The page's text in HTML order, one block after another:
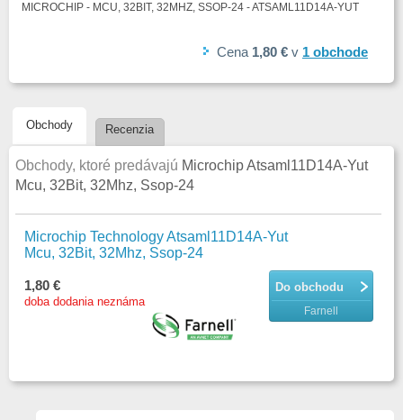
MICROCHIP - MCU, 32BIT, 32MHZ, SSOP-24 - ATSAML11D14A-YUT
Cena 1,80 € v 1 obchode
Obchody Recenzia
Obchody, ktoré predávajú Microchip Atsaml11D14A-Yut
Mcu, 32Bit, 32Mhz, Ssop-24
Microchip Technology Atsaml11D14A-Yut
Mcu, 32Bit, 32Mhz, Ssop-24
Do obchodu
Farnell
1,80 €
doba dodania neznáma